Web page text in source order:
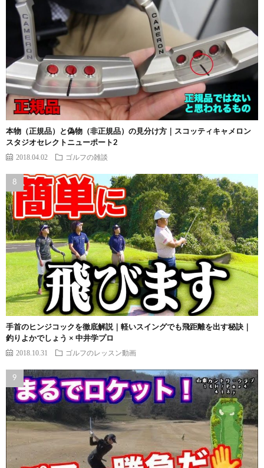
本物（正規品）と偽物（非正規品）の見分け方｜スコッティキャメロン
スタジオセレクトニューポート2
2018.04.02 ゴルフの雑談
手首のヒンジコックを徹底解説｜軽いスイングでも飛距離を出す秘訣｜
釣りよかでしょう × 中井学プロ
2018.10.31 ゴルフのレッスン動画